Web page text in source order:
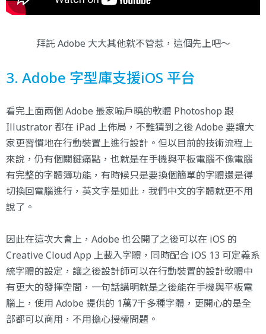
拜託 Adobe 大大其他就不管惹，這個先上吧～
3. Adobe 字型庫支援iOS 平台
看完上面兩個 Adobe 最家喻戶曉的軟體 Photoshop 跟
Illustrator 都在 iPad 上佈局，不難猜到之後 Adobe 要讓大
家更習慣地在行動裝置上進行設計。但以目前的技術流程上
來說，仍有個關鍵痛點，也就是在手機與平板電腦不像電腦
有完整的字體簿功能，有時候只是要換個簡單的字體還是得
切換回電腦進行，英文字是如此，我們中文的字體就更不用
說了。
因此在這次大會上，Adobe 也公開了之後可以在 iOS 的
Creative Cloud App 上載入字體，同時配合 iOS 13 可定義系
統字體的設定，讓之後設計師可以在行動裝置的設計軟體中
有更大的發揮空間，一句話講明就是之後能在手機與平板電
腦上，使用 Adobe 提供的 1萬7千多種字體，更開心的是全
部都可以商用，不用擔心授權問題。